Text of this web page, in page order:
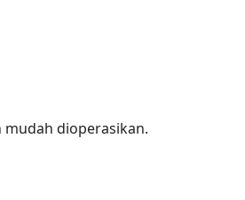
mudah dioperasikan.